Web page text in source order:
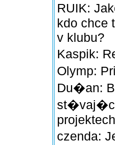
RUIK:
kdo chce
v klubu?
Kaspik:
Olymp:
Du�an:
czenda: